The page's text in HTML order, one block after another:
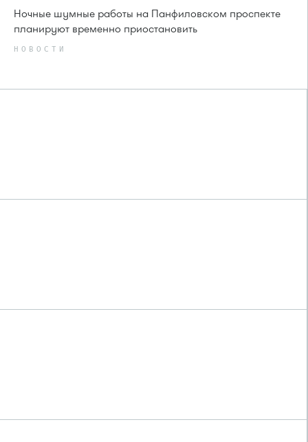
Ночные шумные работы на Панфиловском проспекте
планируют временно приостановить
НОВОСТИ